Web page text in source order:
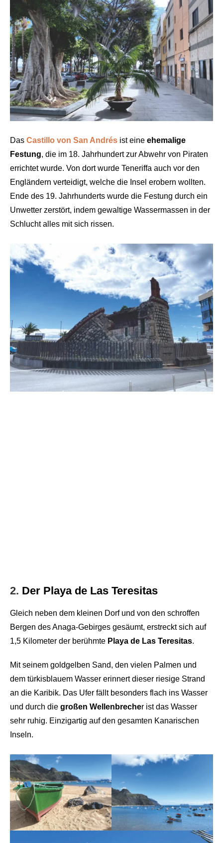
Das Castillo von San Andrés ist eine ehemalige
Festung, die im 18. Jahrhundert zur Abwehr von Piraten
errichtet wurde. Von dort wurde Teneriffa auch vor den
Engländern verteidigt, welche die Insel erobern wollten.
Ende des 19. Jahrhunderts wurde die Festung durch ein
Unwetter zerstört, indem gewaltige Wassermassen in der
Schlucht alles mit sich rissen.
2. Der Playa de Las Teresitas
Gleich neben dem kleinen Dorf und von den schroffen
Bergen des Anaga-Gebirges gesäumt, erstreckt sich auf
1,5 Kilometer der berühmte Playa de Las Teresitas.
Mit seinem goldgelben Sand, den vielen Palmen und
dem türkisblauem Wasser erinnert dieser riesige Strand
an die Karibik. Das Ufer fällt besonders flach ins Wasser
und durch die großen Wellenbrecher ist das Wasser
sehr ruhig. Einzigartig auf den gesamten Kanarischen
Inseln.